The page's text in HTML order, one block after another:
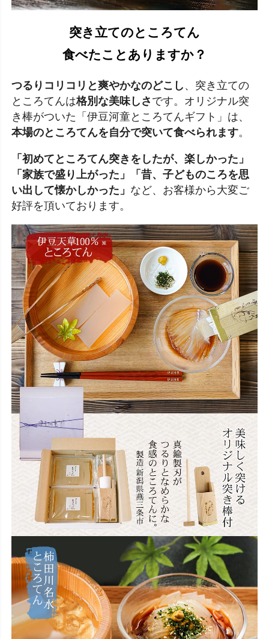
突き立てのところてん
食べたことありますか？
つるりコリコリと爽やかなのどこし 、突き立ての
ところてんは格別な美味しさ です。オリジナル突
き棒がついた「伊豆河童ところてんギフト」は、
本場のところてんを自分で突いて食べられます。
「初めてところてん突きをしたが、楽しかった」
「家族で盛り上がった」「昔、子どものころを思
い出して懐かしかった」 など、お客様から大変ご
好評を頂いております。